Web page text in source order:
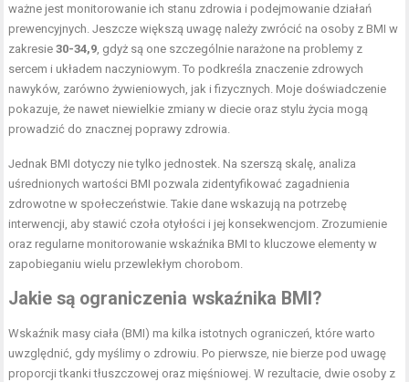
ważne jest monitorowanie ich stanu zdrowia i podejmowanie działań
prewencyjnych. Jeszcze większą uwagę należy zwrócić na osoby z BMI w
zakresie30-34,9, gdyż są one szczególnie narażone na problemy z
sercem i układem naczyniowym. To podkreśla znaczenie zdrowych
nawyków, zarówno żywieniowych, jak i fizycznych. Moje doświadczenie
pokazuje, że nawet niewielkie zmiany w diecie oraz stylu życia mogą
prowadzić do znacznej poprawy zdrowia.
Jednak BMI dotyczy nie tylko jednostek. Na szerszą skalę, analiza
uśrednionych wartości BMI pozwala zidentyfikować zagadnienia
zdrowotne w społeczeństwie. Takie dane wskazują na potrzebę
interwencji, aby stawić czoła otyłości i jej konsekwencjom. Zrozumienie
oraz regularne monitorowanie wskaźnika BMI to kluczowe elementy w
zapobieganiu wielu przewlekłym chorobom.
Jakie są ograniczenia wskaźnika BMI?
Wskaźnik masy ciała (BMI) ma kilka istotnych ograniczeń, które warto
uwzględnić, gdy myślimy o zdrowiu. Po pierwsze, nie bierze pod uwagę
proporcji tkanki tłuszczowej oraz mięśniowej. W rezultacie, dwie osoby z